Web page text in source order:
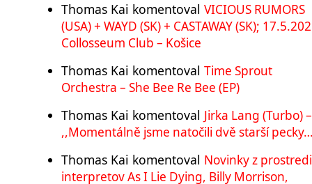
Thomas Kai komentoval VICIOUS RUMORS
(USA) + WAYD (SK) + CASTAWAY (SK);
Collosseum Club – Košice
Thomas Kai komentoval Time Sprout
Orchestra – She Bee Re Bee (EP)
Thomas Kai komentoval Jirka Lang (Turbo) –
,,Momentálně jsme natočili dvě starší
Thomas Kai komentoval Novinky z
interpretov As I Lie Dying, Billy Morrison,